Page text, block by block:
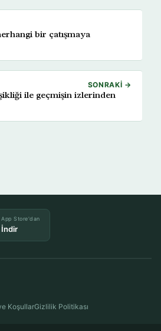
bir çatışmaya
SONRAKI →
ile geçmişin izlerinden
App Store'dan
İndir
KoşullarGizlilik Politikası